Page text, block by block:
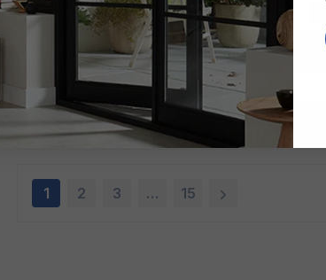
Actie
487,00 389,60
1 2 3 … 15
Sluiten